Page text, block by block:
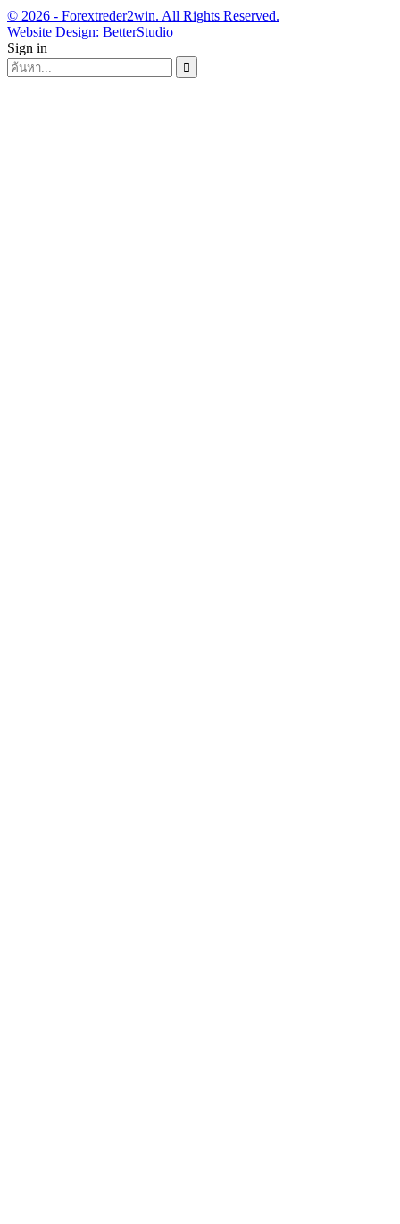
© 2026 - Forextreder2win. All Rights Reserved.
Website Design: BetterStudio
Sign in